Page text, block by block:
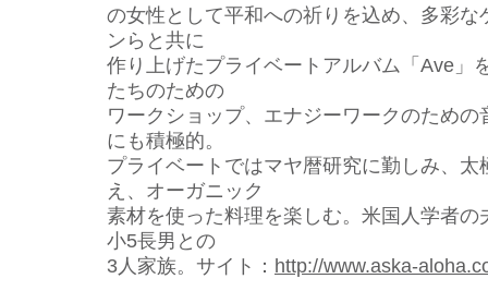
の女性として平和への祈りを込め、多彩な
ンらと共に
作り上げたプライベートアルバム「Ave」
たちのための
ワークショップ、エナジーワークのための
にも積極的。
プライベートではマヤ暦研究に勤しみ、太
え 、オーガニック
素材を使った料理を楽しむ。米国人学者の
小5長男との
3人家族。サイト： http://www.aska-